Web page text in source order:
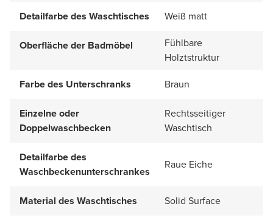
Detailfarbe des Waschtisches
Weiß matt
Oberfläche der Badmöbel
Fühlbare
Holztstruktur
Farbe des Unterschranks
Braun
Einzelne oder
Doppelwaschbecken
Rechtsseitiger
Waschtisch
Detailfarbe des
Waschbeckenunterschrankes
Raue Eiche
Material des Waschtisches Solid Surface